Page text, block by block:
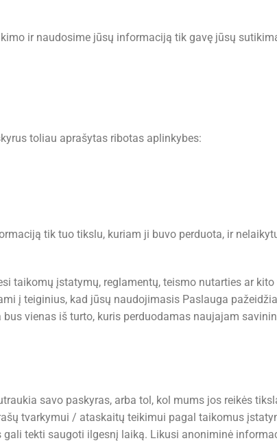
ir naudosime jūsų informaciją tik gavę jūsų
toliau aprašytas ribotas aplinkybes:
tik tuo tikslu, kuriam ji buvo perduota, ir
įstatymų, reglamentų, teismo nutarties ar
į teiginius, kad jūsų naudojimasis Paslauga
vienas iš turto, kuris perduodamas naujajam
savo paskyras, arba tol, kol mums jos reikės
tvarkymui / ataskaitų teikimui pagal taikomus
tekti saugoti ilgesnį laiką. Likusi anoniminė